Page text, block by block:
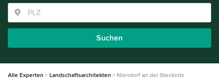
Suchen
Alle Experten Landschaftsarchitekten Niendorf an der Stecknitz